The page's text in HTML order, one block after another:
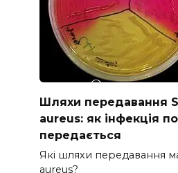
Шляхи передавання
aureus: як інфекція
передається
Які шляхи передавання
aureus?